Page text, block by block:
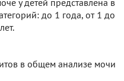
у детей представлена в
до 1 года, от 1 до
в общем анализе мочи